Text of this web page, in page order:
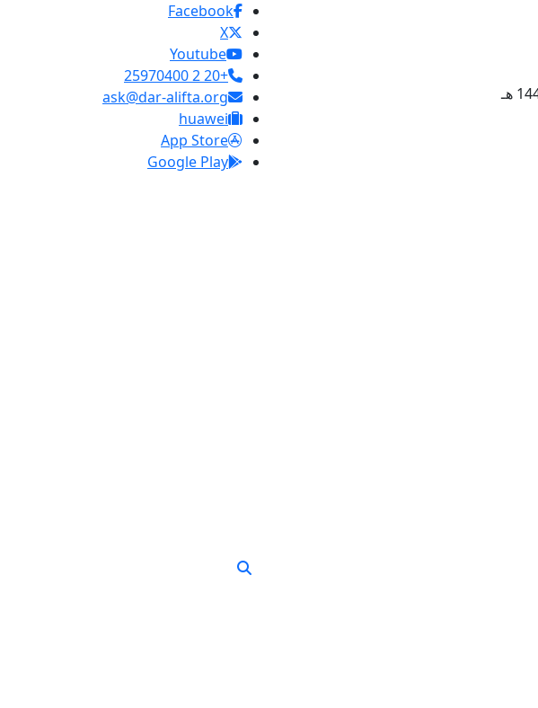
Facebook
X
Youtube
+20 2 25970400
ask@dar-alifta.org
huawei
App Store
Google Play